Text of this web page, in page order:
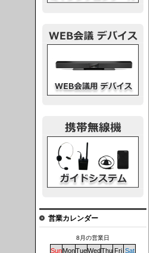
営業カレンダー
8月の営業日
SunMonTueWedThu Fri Sat